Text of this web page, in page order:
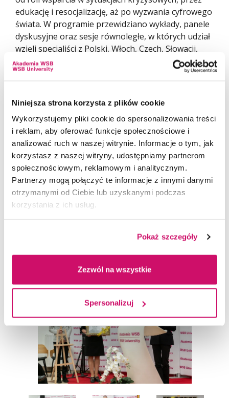
Niniejsza strona korzysta z plików cookie
Wykorzystujemy pliki cookie do spersonalizowania treści
i reklam, aby oferować funkcje społecznościowe i
analizować ruch w naszej witrynie. Informacje o tym, jak
korzystasz z naszej witryny, udostępniamy partnerom
społecznościowym, reklamowym i analitycznym.
Partnerzy mogą połączyć te informacje z innymi danymi
otrzymanymi od Ciebie lub uzyskanymi podczas
korzystania z ich usług.
Pokaż szczegóły
Zezwól na wszystkie
Spersonalizuj
edukację i resocjalizację, aż po wyzwania cyfrowego
świata. W programie przewidziano wykłady, panele
dyskusyjne oraz sesje równoległe, w których udział
wzięli specjaliści z Polski, Włoch, Czech, Słowacji,
a także innych krajów. Wśród gości honorowych
m.in. prof. Agnieszka Gromkowska-Melosik, która
macierzyństwa, oraz prof. Antonello Mura,
podejmujący zagadnienia rodzin wspierających
osoby z niepełnosprawnościami we Włoszech.
Organizatorzy i wsparcie merytoryczne
Akademia WSB, będąca głównym organizatorem
wydarzenia, od lat aktywnie działa na polu integracji
nauki i praktyki społecznej, podejmując tematy
ważne dla pedagogiki, socjologii i nauk o rodzinie.
oraz Prezydenta Dąbrowy Górniczej.